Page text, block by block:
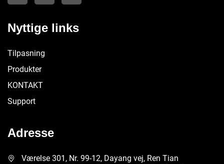
Nyttige links
Tilpasning
Produkter
KONTAKT
Support
Adresse
Værelse 301, Nr. 99-12, Dayang vej, Ren Tian